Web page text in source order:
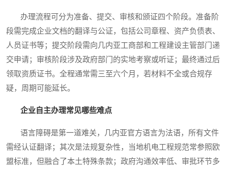
办理流程可分为准备、提交、审核和颁证四个阶段。准备阶
段需完成企业文档的翻译与公证，包括公司章程、资产负债表、
人员证书等；提交阶段需向几内亚工商部和工程建设主管部门递
交申请；审核阶段涉及政府部门的实地考察或听证；最终通过后
领取资质证书。全程通常需三至六个月，若材料不全或合规存
疑，周期可能延长。
企业自主办理常见哪些难点
语言障碍是第一道难关，几内亚官方语言为法语，所有文件
需经认证翻译；其次是法规复杂性，当地机电工程规范常参照欧
盟标准，但融合了本土特殊条款；政府沟通效率低、审批环节多